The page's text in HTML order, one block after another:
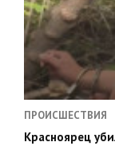
ПРОИСШЕСТВИЯ
Красноярец